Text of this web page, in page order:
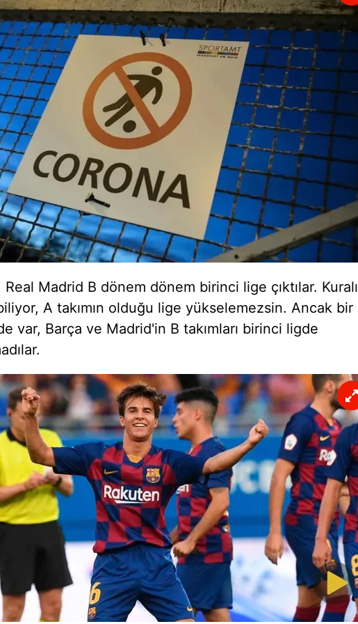
uygun olarak kullanılan çerezlerle ilgili bilgi almak için lütfentıklayınız.
Real Madrid B dönem dönem birinci lige çıktılar. Kuralı
A takımın olduğu lige yükselemezsin. Ancak bir
var, Barça ve Madrid'in B takımları birinci ligde